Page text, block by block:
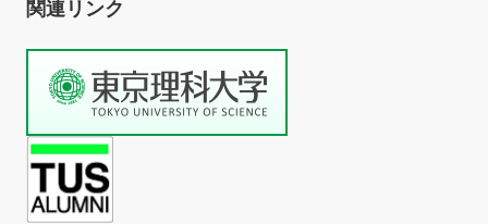
関連リンク